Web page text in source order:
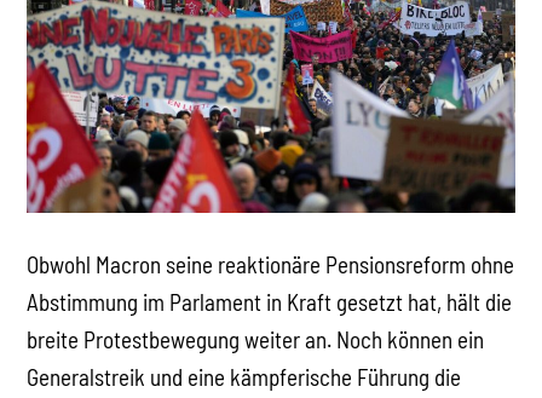
Obwohl Macron seine reaktionäre Pensionsreform ohne
Abstimmung im Parlament in Kraft gesetzt hat, hält die
breite Protestbewegung weiter an. Noch können ein
Generalstreik und eine kämpferische Führung die